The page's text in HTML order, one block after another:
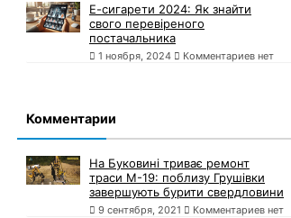
Е-сигарети 2024: Як знайти
свого перевіреного
постачальника
1 ноября, 2024 Комментариев нет
Комментарии
На Буковині триває ремонт
траси М-19: поблизу Грушівки
завершують бурити свердловини
9 сентября, 2021 Комментариев нет